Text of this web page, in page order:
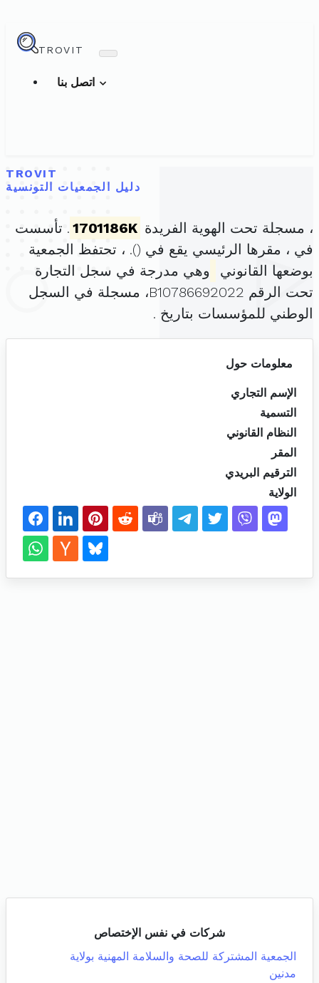
TROVIT
TROVIT
دليل الجمعيات التونسية
، مسجلة تحت الهوية الفريدة 1701186K . تأسست
في ، مقرها الرئيسي يقع في (). ، تحتفظ الجمعية
بوضعها القانوني
وهي مدرجة في سجل التجارة
تحت الرقم B10786692022، مسجلة في السجل
الوطني للمؤسسات بتاريخ .
معلومات حول
الإسم التجاري
التسمية
النظام القانوني
المقر
الترقيم البريدي
الولاية
شركات في نفس الإختصاص
الجمعية المشتركة للصحة والسلامة المهنية بولاية
مدنين